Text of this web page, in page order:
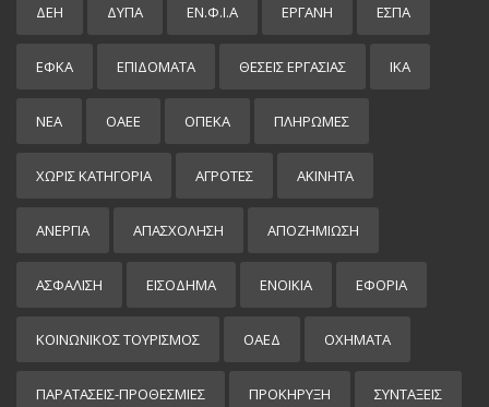
ΔΕΗ ΔΥΠΑ ΕΝ.Φ.Ι.Α ΕΡΓΑΝΗ ΕΣΠΑ
ΕΦΚΑ ΕΠΙΔΌΜΑΤΑ ΘΕΣΕΙΣ ΕΡΓΑΣΙΑΣ ΙΚΑ
ΝΕΑ ΟΑΕΕ ΟΠΕΚΑ ΠΛΗΡΩΜΕΣ
ΧΩΡΊΣ ΚΑΤΗΓΟΡΊΑ ΑΓΡΟΤΕΣ ΑΚΙΝΗΤΑ
ΑΝΕΡΓΙΑ ΑΠΑΣΧΟΛΗΣΗ ΑΠΟΖΗΜΙΩΣΗ
ΑΣΦΑΛΙΣΗ ΕΙΣΌΔΗΜΑ ΕΝΟΙΚΙΑ ΕΦΟΡΙΑ
ΚΟΙΝΩΝΙΚΟΣ ΤΟΥΡΙΣΜΟΣ ΟΑΕΔ ΟΧΗΜΑΤΑ
ΠΑΡΑΤΑΣΕΙΣ-ΠΡΟΘΕΣΜΙΕΣ ΠΡΟΚΉΡΥΞΗ ΣΥΝΤΑΞΕΙΣ